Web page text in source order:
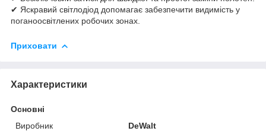
✔ Яскравий світлодіод допомагає забезпечити видимість у
поганоосвітлених робочих зонах.
Приховати
Характеристики
Основні
Виробник
DeWalt